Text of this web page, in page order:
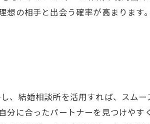
想の相手と出会う確率が高まります
、結婚相談所を活用すれば、スムー
に合ったパートナーを見つけやす